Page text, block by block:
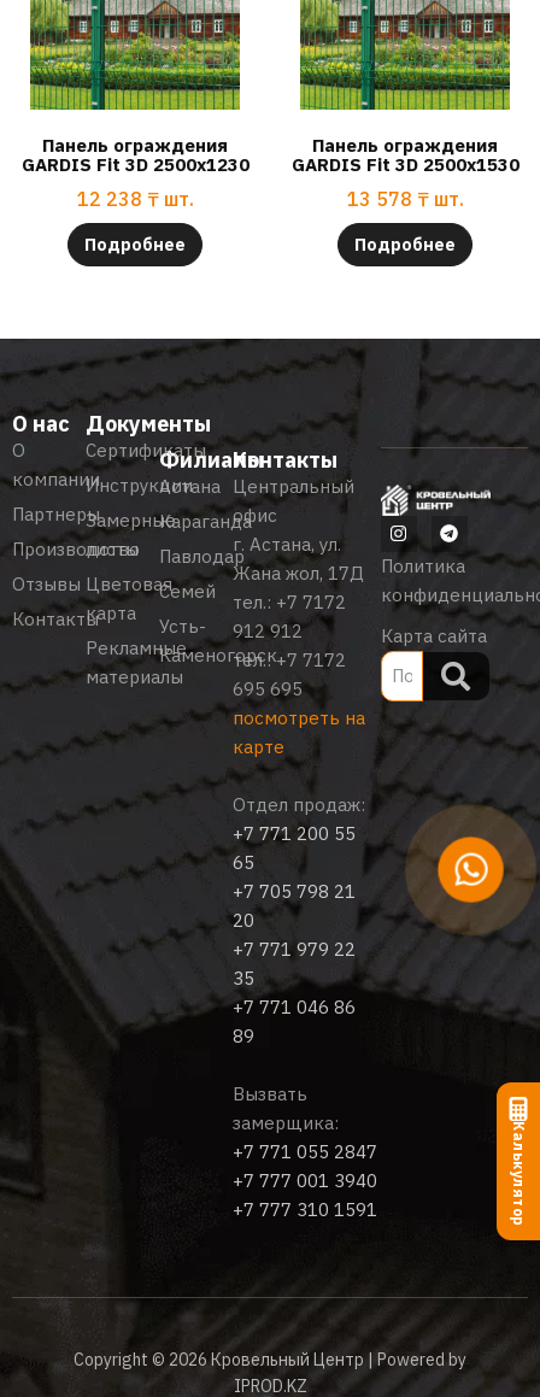
Панель ограждения
GARDIS Fit 3D 2500х1230
12 238 ₸ шт.
Подробнее
Панель ограждения
GARDIS Fit 3D 2500х1530
13 578 ₸ шт.
Подробнее
О нас
О
компании
Партнеры
Производство
Отзывы
Контакты
Документы
Сертификаты
Инструкции
Замерные
листы
Цветовая
карта
Рекламные
материалы
Филиалы
Астана
Караганда
Павлодар
Семей
Усть-
Каменогорск
Контакты
Центральный
офис
г. Астана, ул.
Жана жол, 17Д
тел.: +7 7172
912 912
тел.:+7 7172
695 695
посмотреть на
карте
Отдел продаж:
+7 771 200 55
65
+7 705 798 21
20
+7 771 979 22
35
+7 771 046 86
89
Вызвать
замерщика:
+7 771 055 2847
+7 777 001 3940
+7 777 310 1591
Политика
Карта сайта
Copyright © 2026 Кровельный Центр | Powered by
IPROD.KZ
Калькулятор